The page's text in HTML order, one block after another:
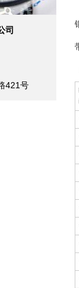
司
421号